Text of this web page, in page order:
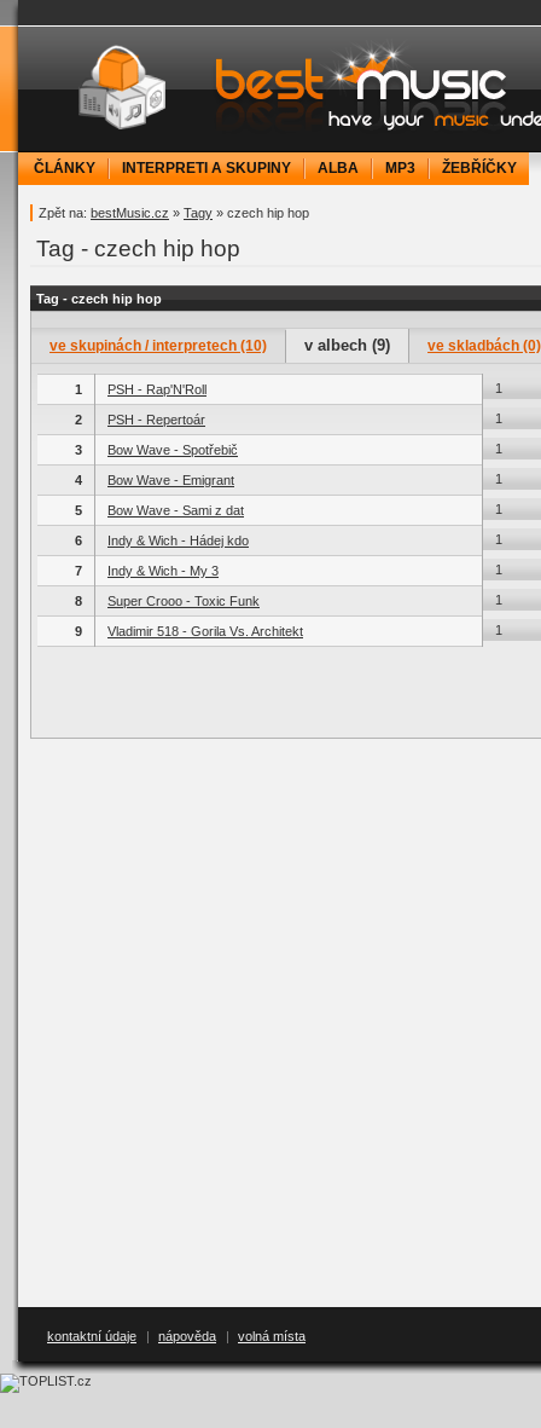
bestMusic.cz - Have your music under
ČLÁNKY INTERPRETI A SKUPINY ALBA MP3 ŽEBŘÍČKY
Zpět na: bestMusic.cz » Tagy » czech hip hop
Tag - czech hip hop
Tag - czech hip hop
ve skupinách / interpretech (10) v albech (9) ve skladbách (0)
1 PSH - Rap'N'Roll 1
2 PSH - Repertoár 1
3 Bow Wave - Spotřebič 1
4 Bow Wave - Emigrant 1
5 Bow Wave - Sami z dat 1
6 Indy & Wich - Hádej kdo 1
7 Indy & Wich - My 3 1
8 Super Crooo - Toxic Funk 1
9 Vladimir 518 - Gorila Vs. Architekt 1
kontaktní údaje | nápověda | volná místa